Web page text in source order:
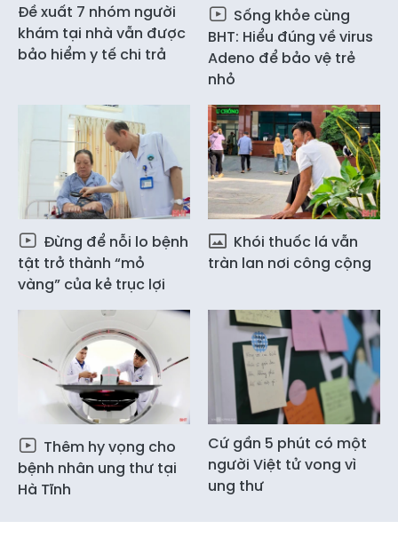
Đề xuất 7 nhóm người
khám tại nhà vẫn được
bảo hiểm y tế chi trả
Sống khỏe cùng
BHT: Hiểu đúng về virus
Adeno để bảo vệ trẻ
nhỏ
Đừng để nỗi lo bệnh
tật trở thành “mỏ
vàng” của kẻ trục lợi
Khói thuốc lá vẫn
tràn lan nơi công cộng
Thêm hy vọng cho
bệnh nhân ung thư tại
Hà Tĩnh
Cứ gần 5 phút có một
người Việt tử vong vì
ung thư